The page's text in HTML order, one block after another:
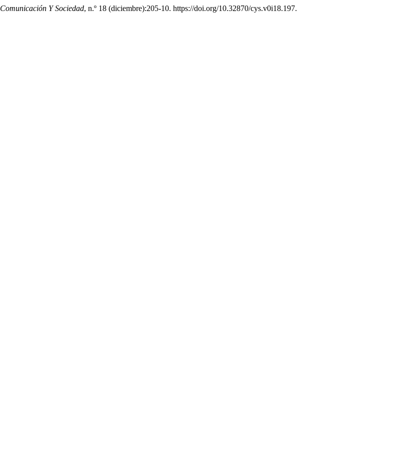
Comunicación Y Sociedad, n.º 18 (diciembre):205-10. https://doi.org/10.32870/cys.v0i18.197.